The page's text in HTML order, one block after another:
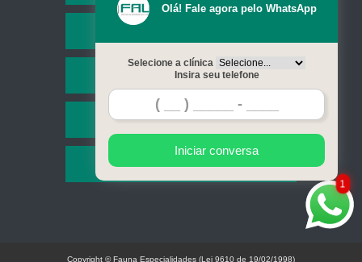
Serviços
Contato
Mapa do site
1
Olá! Fale agora pelo WhatsApp
Selecione a clínica
Insira seu telefone
Iniciar conversa
Copyright © Fauna Especialidades (Lei 9610 de 19/02/1998)